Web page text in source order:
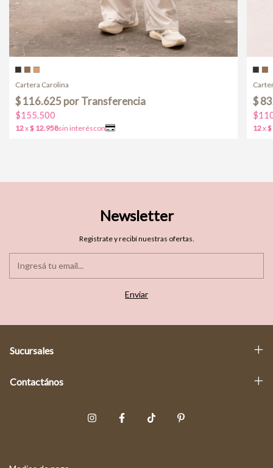
Cartera Carolina
$155.500
Newsletter
Registrate y recibí nuestras ofertas.
Sucursales
Contactános